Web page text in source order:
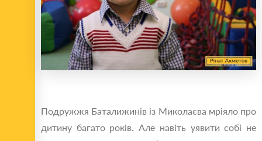
Подружжя Баталижинів із Миколаєва мріяло про
дитину багато років. Але навіть уявити собі не